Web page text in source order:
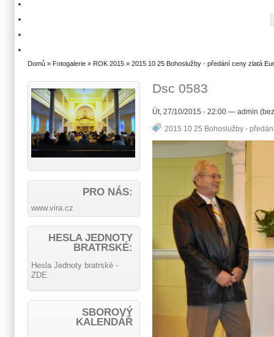
Domů » Fotogalerie » ROK 2015 » 2015 10 25 Bohoslužby - předání ceny zlatá
Dsc 0583
Út, 27/10/2015 - 22:00 — admin
2015 10 25 Bohoslužby -
PRO NÁS:
www.vira.cz
HESLA JEDNOTY
BRATRSKÉ:
Hesla Jednoty bratrské -
ZDE.
SBOROVÝ
KALENDÁŘ